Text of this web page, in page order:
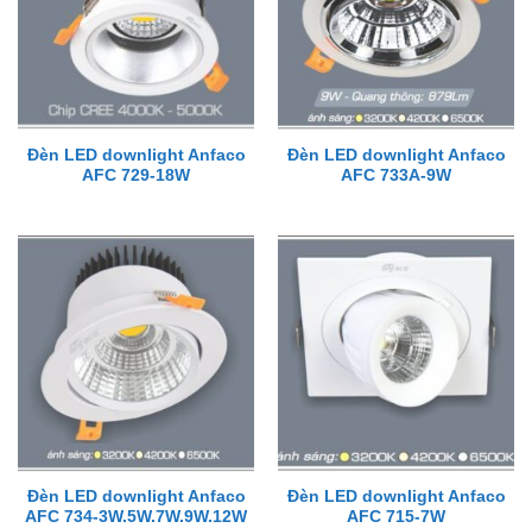
Đèn LED downlight Anfaco
AFC 729-18W
Đèn LED downlight Anfaco
AFC 733A-9W
Đèn LED downlight Anfaco
AFC 734-3W.5W.7W.9W.12W
Đèn LED downlight Anfaco
AFC 715-7W